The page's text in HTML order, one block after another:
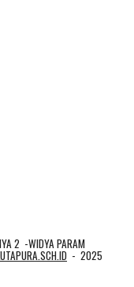
2 -WIDYA PARAM
- 2025